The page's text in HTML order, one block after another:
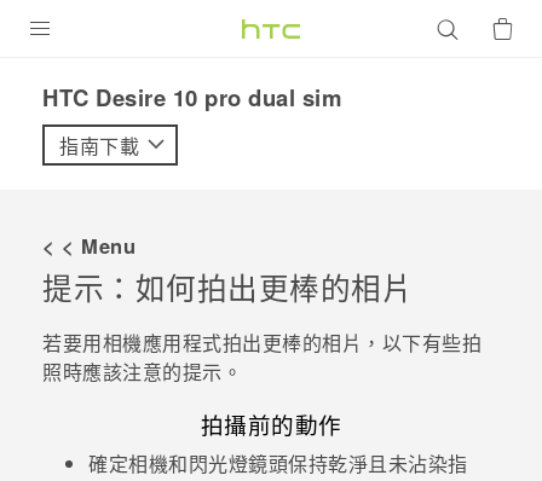
VIVE
配件
優惠專區
校園專案
HTC Desire 10 pro dual sim‎
指南下載
< < Menu
提示：如何拍出更棒的相片
若要用相機應用程式拍出更棒的相片，以下有些拍
照時應該注意的提示。
拍攝前的動作
確定相機和閃光燈鏡頭保持乾淨且未沾染指